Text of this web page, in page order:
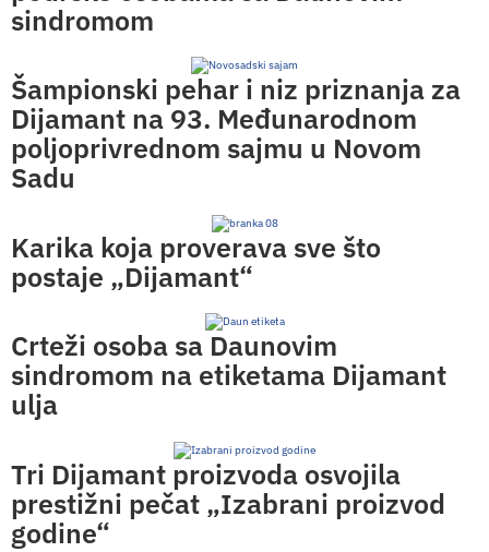
sindromom
Šampionski pehar i niz priznanja za
Dijamant na 93. Međunarodnom
poljoprivrednom sajmu u Novom
Sadu
Karika koja proverava sve što
postaje „Dijamant“
Crteži osoba sa Daunovim
sindromom na etiketama Dijamant
ulja
Tri Dijamant proizvoda osvojila
prestižni pečat „Izabrani proizvod
godine“